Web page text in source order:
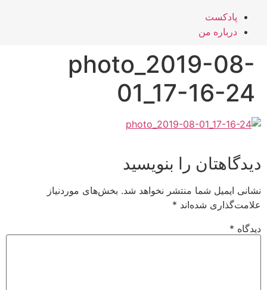
پادکست
درباره من
photo_2019-08-
01_17-16-24
دیدگاهتان را بنویسید
نشانی ایمیل شما منتشر نخواهد شد. بخش‌های موردنیاز
علامت‌گذاری شده‌اند *
دیدگاه *